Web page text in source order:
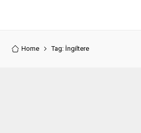
Home Tag: İngiltere